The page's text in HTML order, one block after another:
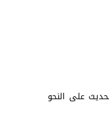
على النحو